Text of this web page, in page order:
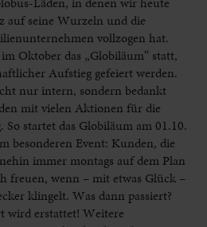
auf seine Wurzeln und die
vollzogen hat.
Oktober das „Globiläum“ statt,
Aufstieg gefeiert werden.
nur intern, sondern bedankt
mit vielen Aktionen für die
startet das Globiläum am 01.10.
besonderen Event: Kunden, die
immer montags auf dem Plan
freuen, wenn – mit etwas Glück –
klingelt. Was dann passiert?
wird erstattet! Weitere